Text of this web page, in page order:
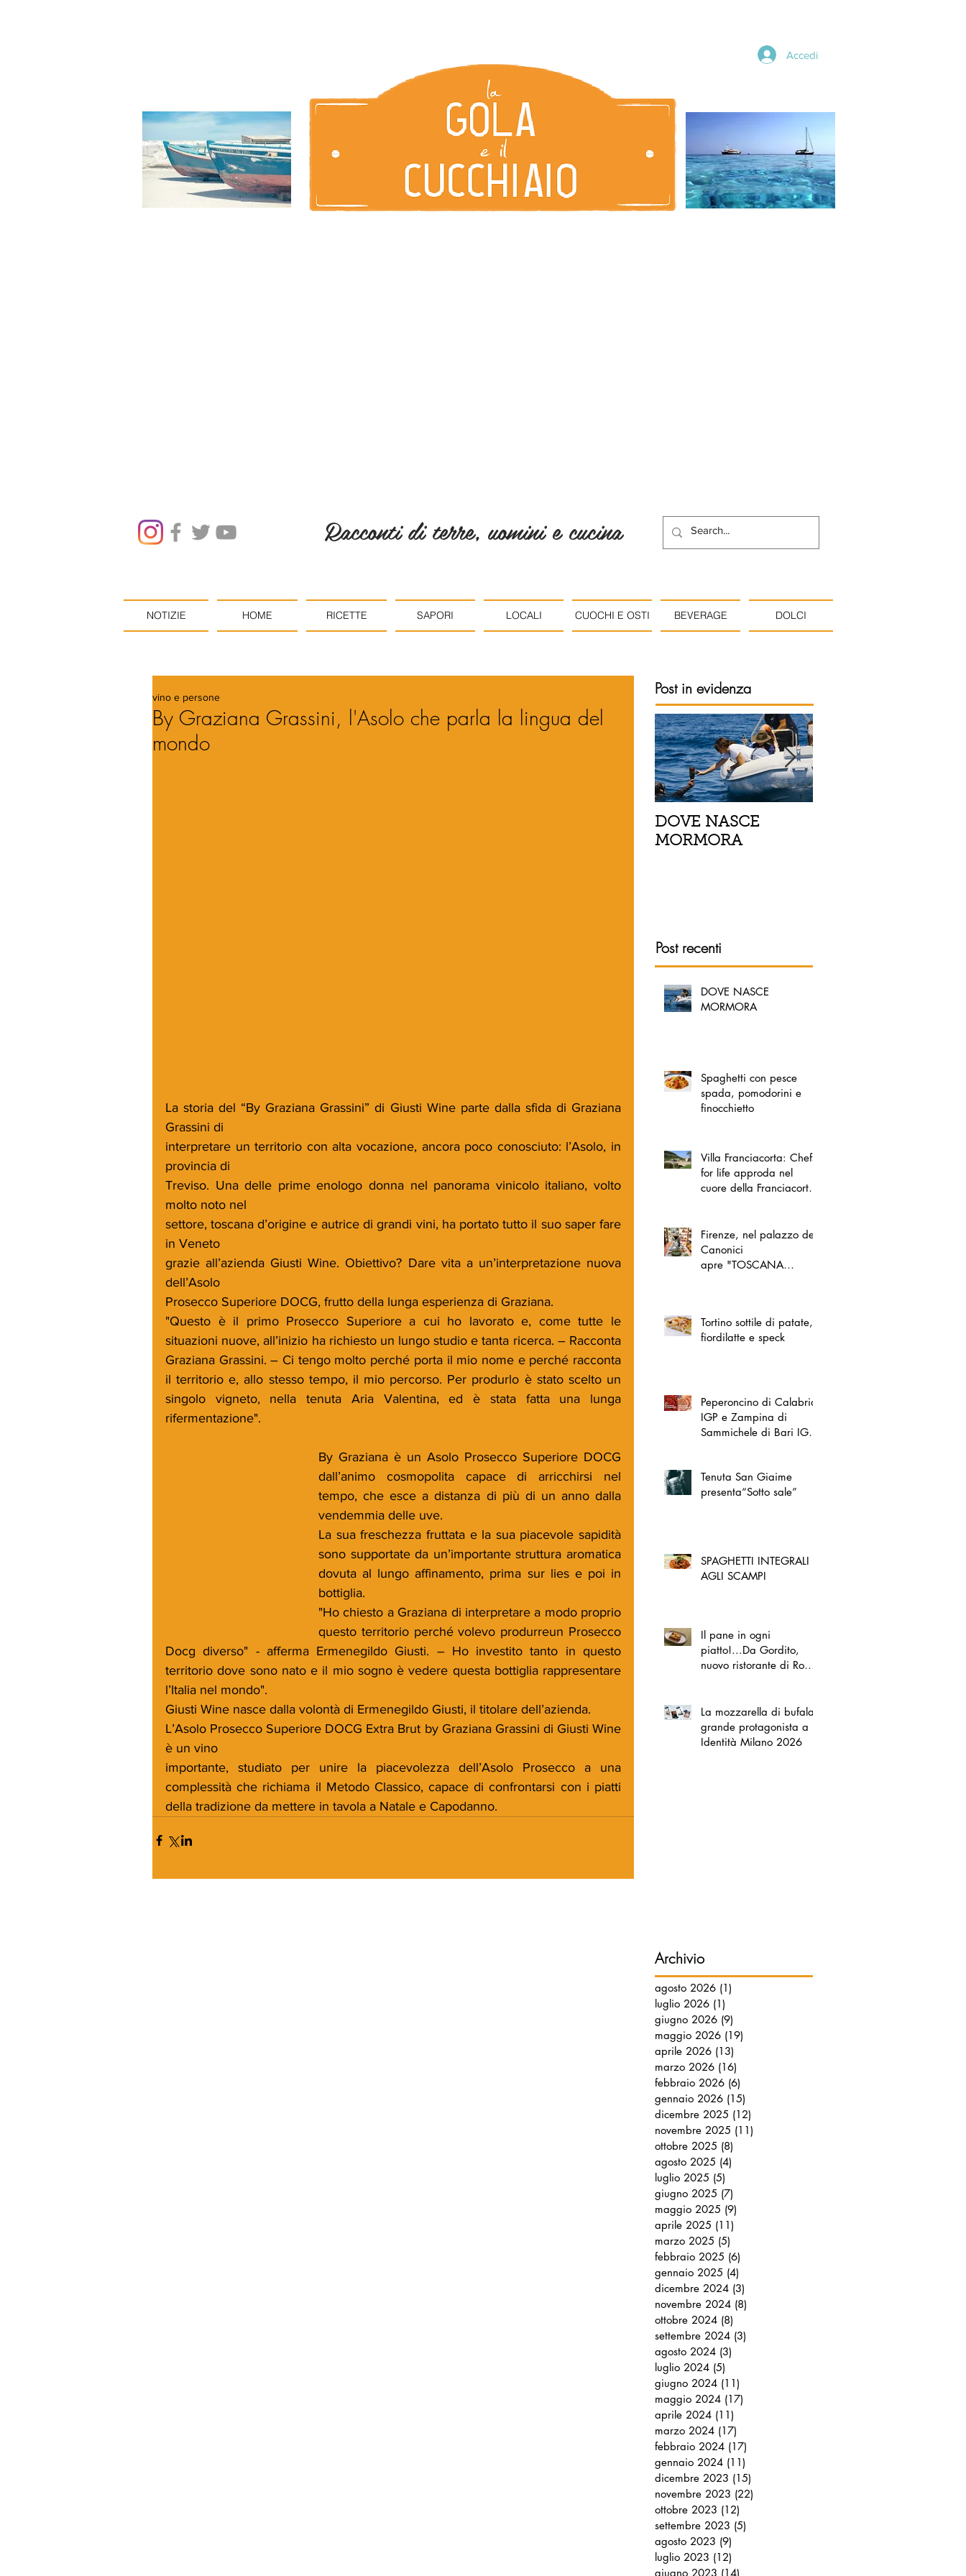
Accedi
Racconti di terre, uomini e cucina
NOTIZIE HOME RICETTE SAPORI LOCALI CUOCHI E OSTI BEVERAGE DOLCI
By Graziana Grassini, l'Asolo che parla la lingua del
mondo
vino e persone
La storia del “By Graziana Grassini” di Giusti Wine parte dalla sfida di Graziana
Grassini di
interpretare un territorio con alta vocazione, ancora poco conosciuto: l’Asolo, in
provincia di
Treviso. Una delle prime enologo donna nel panorama vinicolo italiano, volto
molto noto nel
settore, toscana d’origine e autrice di grandi vini, ha portato tutto il suo saper fare
in Veneto
grazie all’azienda Giusti Wine. Obiettivo? Dare vita a un’interpretazione nuova
dell’Asolo
Prosecco Superiore DOCG, frutto della lunga esperienza di Graziana.
"Questo è il primo Prosecco Superiore a cui ho lavorato e, come tutte le
situazioni nuove, all’inizio ha richiesto un lungo studio e tanta ricerca. – Racconta
Graziana Grassini. – Ci tengo molto perché porta il mio nome e perché racconta
il territorio e, allo stesso tempo, il mio percorso. Per produrlo è stato scelto un
singolo vigneto, nella tenuta Aria Valentina, ed è stata fatta una lunga
rifermentazione".
By Graziana è un Asolo Prosecco Superiore DOCG
dall’animo cosmopolita capace di arricchirsi nel
tempo, che esce a distanza di più di un anno dalla
vendemmia delle uve.
La sua freschezza fruttata e la sua piacevole sapidità
sono supportate da un’importante struttura aromatica
dovuta al lungo affinamento, prima sur lies e poi in
bottiglia.
"Ho chiesto a Graziana di interpretare a modo proprio
questo territorio perché volevo produrreun Prosecco
Docg diverso" - afferma Ermenegildo Giusti. – Ho investito tanto in questo
territorio dove sono nato e il mio sogno è vedere questa bottiglia rappresentare
l’Italia nel mondo".
Giusti Wine nasce dalla volontà di Ermenegildo Giusti, il titolare dell’azienda.
L’Asolo Prosecco Superiore DOCG Extra Brut by Graziana Grassini di Giusti Wine
è un vino
importante, studiato per unire la piacevolezza dell’Asolo Prosecco a una
complessità che richiama il Metodo Classico, capace di confrontarsi con i piatti
della tradizione da mettere in tavola a Natale e Capodanno.
Post in evidenza
DOVE NASCE
MORMORA
Post recenti
DOVE NASCE
MORMORA
Spaghetti con pesce
spada, pomodorini e
finocchietto
Villa Franciacorta: Chefs
for life approda nel
cuore della Franciacorta,
Firenze, nel palazzo dei
Canonici
apre "TOSCANA
Tortino sottile di patate,
fiordilatte e speck
Peperoncino di Calabria
IGP e Zampina di
Sammichele di Bari IGP
Tenuta San Giaime
presenta“Sotto sale”
SPAGHETTI INTEGRALI
AGLI SCAMPI
Il pane in ogni
piatto!...Da Gordito,
nuovo ristorante di Roma
La mozzarella di bufala
grande protagonista a
Identità Milano 2026
Archivio
agosto 2026 (1)
luglio 2026 (1)
giugno 2026 (9)
maggio 2026 (19)
aprile 2026 (13)
marzo 2026 (16)
febbraio 2026 (6)
gennaio 2026 (15)
dicembre 2025 (12)
novembre 2025 (11)
ottobre 2025 (8)
agosto 2025 (4)
luglio 2025 (5)
giugno 2025 (7)
maggio 2025 (9)
aprile 2025 (11)
marzo 2025 (5)
febbraio 2025 (6)
gennaio 2025 (4)
dicembre 2024 (3)
novembre 2024 (8)
ottobre 2024 (8)
settembre 2024 (3)
agosto 2024 (3)
luglio 2024 (5)
giugno 2024 (11)
maggio 2024 (17)
aprile 2024 (11)
marzo 2024 (17)
febbraio 2024 (17)
gennaio 2024 (11)
dicembre 2023 (15)
novembre 2023 (22)
ottobre 2023 (12)
settembre 2023 (5)
agosto 2023 (9)
luglio 2023 (12)
giugno 2023 (14)